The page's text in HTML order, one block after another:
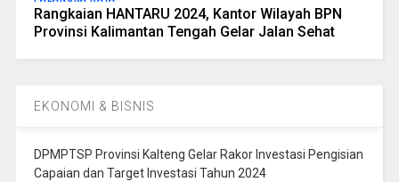
Rangkaian HANTARU 2024, Kantor Wilayah BPN
Provinsi Kalimantan Tengah Gelar Jalan Sehat
EKONOMI & BISNIS
DPMPTSP Provinsi Kalteng Gelar Rakor Investasi Pengisian
Capaian dan Target Investasi Tahun 2024